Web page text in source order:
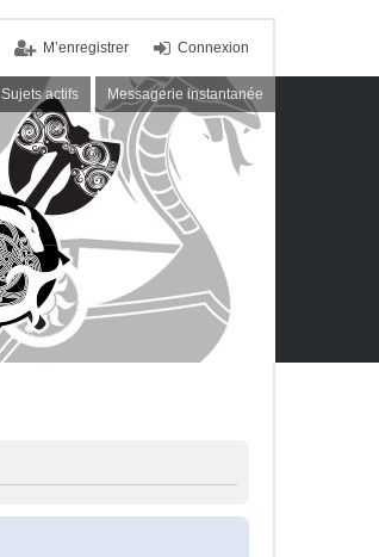
Connexion
M’enregistrer
Sujets actifs Messagerie instantanée